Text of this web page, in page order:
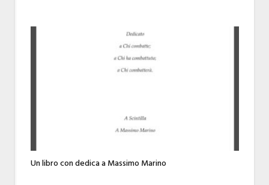
Un libro con dedica a Massimo Marino